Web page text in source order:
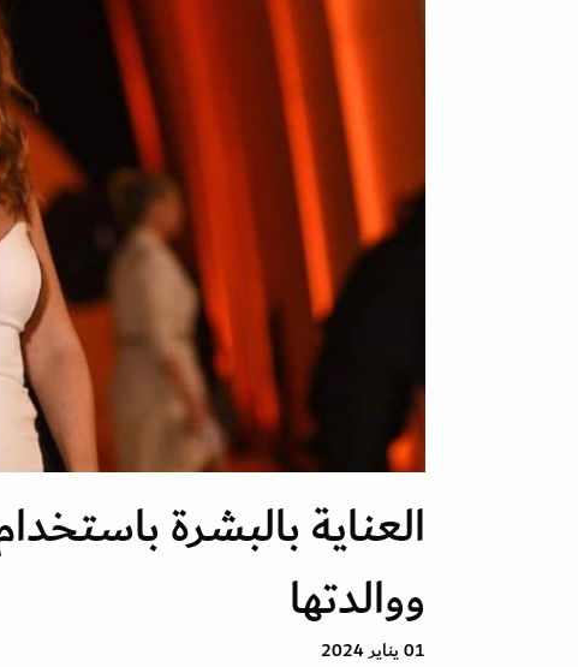
العناية بالبشرة
ووالدتها
01 يناير 2024